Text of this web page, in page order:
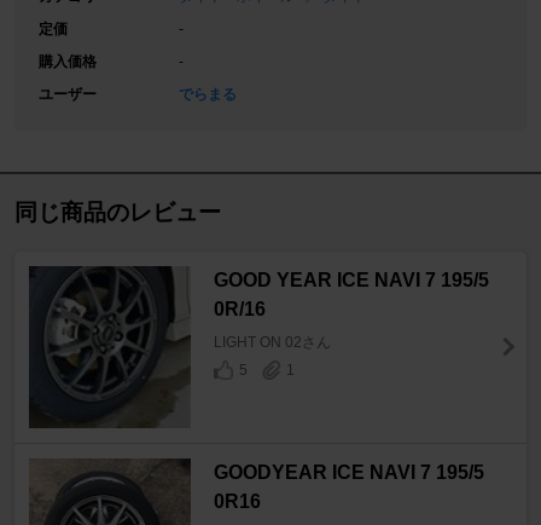
定価
-
購入価格
-
ユーザー
でらまる
同じ商品のレビュー
GOOD YEAR ICE NAVI 7 195/5
0R/16
LIGHT ON 02さん
5
1
GOODYEAR ICE NAVI 7 195/5
0R16